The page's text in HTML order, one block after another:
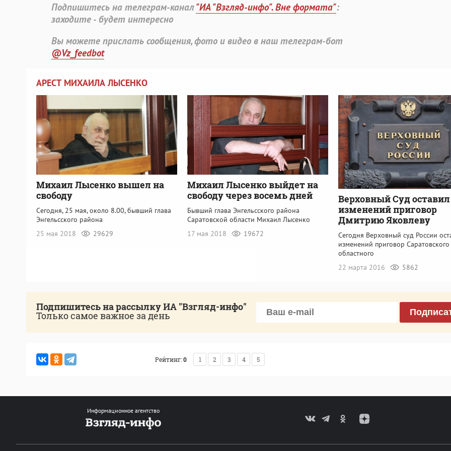
Подпишитесь на телеграм-канал"ИА "Взгляд-инфо". Вне формата":
заходите - будет интересно
Вы можете прислать сообщения, фото и видео в наш телеграм-бот
@Vz_feedbot
АРЕСТ МИХАИЛА ЛЫСЕНКО
Михаил Лысенко вышел на
свободу
Сегодня, 25 мая, около 8.00, бывший глава
Энгельсского района
25 мая 2018
29629
Михаил Лысенко выйдет на
свободу через восемь дней
Бывший глава Энгельсского района
Саратовской области Михаил Лысенко
17 мая 2018
19672
Верховный Суд оставил
изменений приговор
Дмитрию Яковлеву
Сегодня Верховный суд России
изменений приговор Саратовского
областного
22 марта 2016
5862
Подпишитесь на рассылку ИА "Взгляд-инфо"
Только самое важное за день
Рейтинг:0 1 2 3 4 5
Информационное агентство